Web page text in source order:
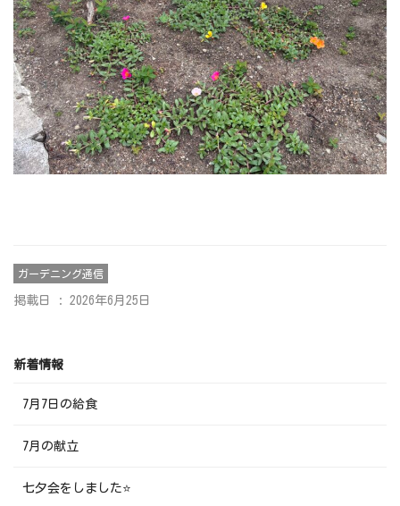
ガーデニング通信
掲載日 : 2026年6月25日
新着情報
7月7日の給食
7月の献立
七夕会をしました⭐